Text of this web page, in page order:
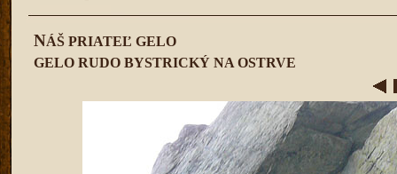
NÁŠ PRIATEĽ GELO
GELO RUDO BYSTRICKÝ NA OSTRVE